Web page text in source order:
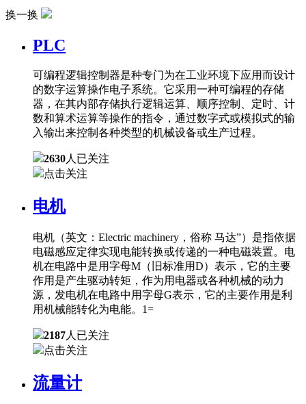
换一换
PLC
可编程逻辑控制器是种专门为在工业环境下应用而设计
的数字运算操作电子系统。它采用一种可编程的存储
器，在其内部存储执行逻辑运算、顺序控制、定时、计
数和算术运算等操作的指令，通过数字式或模拟式的输
入输出来控制各种类型的机械设备或生产过程。
2630人已关注
点击关注
电机
电机（英文：Electric machinery，俗称 马达”）是指依据
电磁感应定律实现电能转换或传递的一种电磁装置。电
机在电路中是用字母M（旧标准用D）表示，它的主要
作用是产生驱动转矩，作为用电器或各种机械的动力
源，发电机在电路中用字母G表示，它的主要作用是利
用机械能转化为电能。1=
2187人已关注
点击关注
流量计